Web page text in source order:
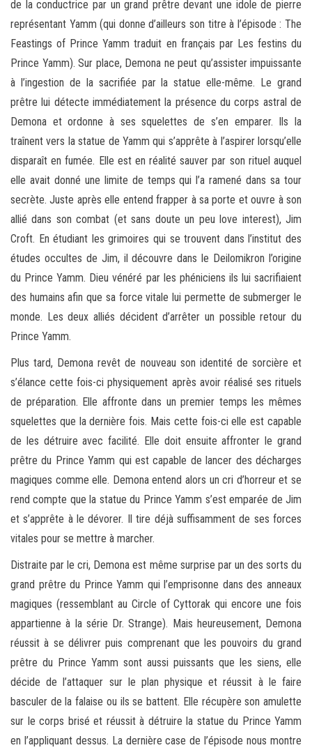
de la conductrice par un grand prêtre devant une idole de pierre
représentant Yamm (qui donne d’ailleurs son titre à l’épisode : The
Feastings of Prince Yamm traduit en français par Les festins du
Prince Yamm). Sur place, Demona ne peut qu’assister impuissante
à l’ingestion de la sacrifiée par la statue elle-même. Le grand
prêtre lui détecte immédiatement la présence du corps astral de
Demona et ordonne à ses squelettes de s’en emparer. Ils la
traînent vers la statue de Yamm qui s’apprête à l’aspirer lorsqu’elle
disparaît en fumée. Elle est en réalité sauver par son rituel auquel
elle avait donné une limite de temps qui l’a ramené dans sa tour
secrète. Juste après elle entend frapper à sa porte et ouvre à son
allié dans son combat (et sans doute un peu love interest), Jim
Croft. En étudiant les grimoires qui se trouvent dans l’institut des
études occultes de Jim, il découvre dans le Deilomikron l’origine
du Prince Yamm. Dieu vénéré par les phéniciens ils lui sacrifiaient
des humains afin que sa force vitale lui permette de submerger le
monde. Les deux alliés décident d’arrêter un possible retour du
Prince Yamm.
Plus tard, Demona revêt de nouveau son identité de sorcière et
s’élance cette fois-ci physiquement après avoir réalisé ses rituels
de préparation. Elle affronte dans un premier temps les mêmes
squelettes que la dernière fois. Mais cette fois-ci elle est capable
de les détruire avec facilité. Elle doit ensuite affronter le grand
prêtre du Prince Yamm qui est capable de lancer des décharges
magiques comme elle. Demona entend alors un cri d’horreur et se
rend compte que la statue du Prince Yamm s’est emparée de Jim
et s’apprête à le dévorer. Il tire déjà suffisamment de ses forces
vitales pour se mettre à marcher.
Distraite par le cri, Demona est même surprise par un des sorts du
grand prêtre du Prince Yamm qui l’emprisonne dans des anneaux
magiques (ressemblant au Circle of Cyttorak qui encore une fois
appartienne à la série Dr. Strange). Mais heureusement, Demona
réussit à se délivrer puis comprenant que les pouvoirs du grand
prêtre du Prince Yamm sont aussi puissants que les siens, elle
décide de l’attaquer sur le plan physique et réussit à le faire
basculer de la falaise ou ils se battent. Elle récupère son amulette
sur le corps brisé et réussit à détruire la statue du Prince Yamm
en l’appliquant dessus. La dernière case de l’épisode nous montre